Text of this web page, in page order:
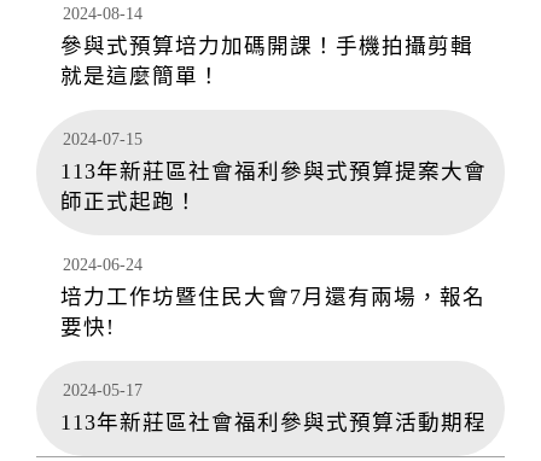
2024-08-14
參與式預算培力加碼開課！手機拍攝剪輯
就是這麼簡單！
2024-07-15
113年新莊區社會福利參與式預算提案大會
師正式起跑！
2024-06-24
培力工作坊暨住民大會7月還有兩場，報名
要快!
2024-05-17
113年新莊區社會福利參與式預算活動期程